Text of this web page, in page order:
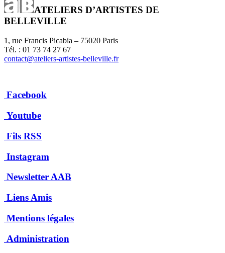
ATELIERS D’ARTISTES DE
BELLEVILLE
1, rue Francis Picabia – 75020 Paris
Tél. : 01 73 74 27 67
contact@ateliers-artistes-belleville.fr
Facebook
Youtube
Fils RSS
Instagram
Newsletter AAB
Liens Amis
Mentions légales
Administration